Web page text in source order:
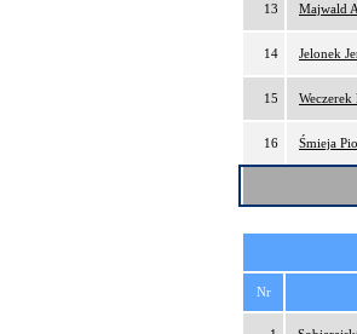
13 Majwald
14 Jelonek
15 Weczerek
16 Śmieja
Nr